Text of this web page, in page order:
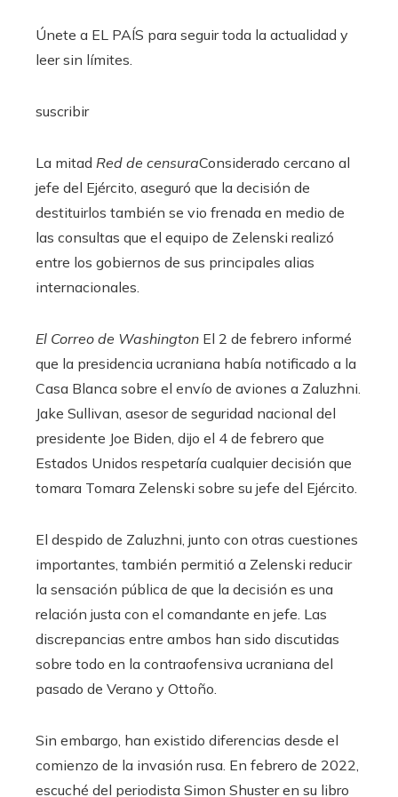
Únete a EL PAÍS para seguir toda la actualidad y
leer sin límites.
suscribir
La mitad Red de censuraConsiderado cercano al
jefe del Ejército, aseguró que la decisión de
destituirlos también se vio frenada en medio de
las consultas que el equipo de Zelenski realizó
entre los gobiernos de sus principales alias
internacionales.
El Correo de Washington El 2 de febrero informé
que la presidencia ucraniana había notificado a la
Casa Blanca sobre el envío de aviones a Zaluzhni.
Jake Sullivan, asesor de seguridad nacional del
presidente Joe Biden, dijo el 4 de febrero que
Estados Unidos respetaría cualquier decisión que
tomara Tomara Zelenski sobre su jefe del Ejército.
El despido de Zaluzhni, junto con otras cuestiones
importantes, también permitió a Zelenski reducir
la sensación pública de que la decisión es una
relación justa con el comandante en jefe. Las
discrepancias entre ambos han sido discutidas
sobre todo en la contraofensiva ucraniana del
pasado de Verano y Ottoño.
Sin embargo, han existido diferencias desde el
comienzo de la invasión rusa. En febrero de 2022,
escuché del periodista Simon Shuster en su libro